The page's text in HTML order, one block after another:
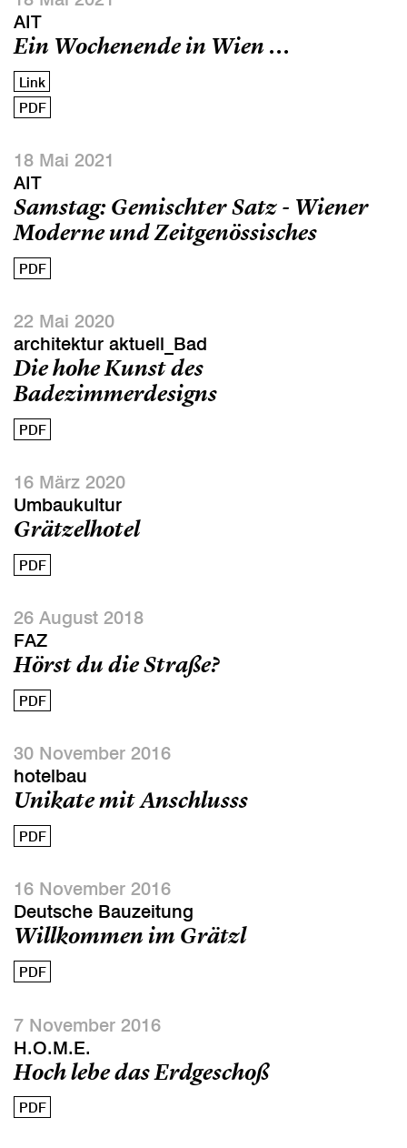
AIT
Ein Wochenende in Wien ...
Link
PDF
18 Mai 2021
AIT
Samstag: Gemischter Satz - Wiener
Moderne und Zeitgenössisches
PDF
22 Mai 2020
architektur aktuell_Bad
Die hohe Kunst des
Badezimmerdesigns
PDF
16 März 2020
Umbaukultur
Grätzelhotel
PDF
26 August 2018
FAZ
Hörst du die Straße?
PDF
30 November 2016
hotelbau
Unikate mit Anschlusss
PDF
16 November 2016
Deutsche Bauzeitung
Willkommen im Grätzl
PDF
7 November 2016
H.O.M.E.
Hoch lebe das Erdgeschoß
PDF